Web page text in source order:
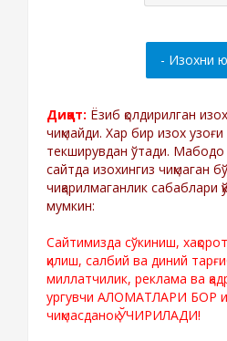
Диққат: Ёзиб қолдирилган
чиқмайди. Хар бир изох
текширувдан ўтади. Мабодо
сайтда изохингиз чиқмаган
чиқарилмаганлик сабаблари
мумкин:
Сайтимизда сўкиниш,
қилиш, салбий ва диний
миллатчилик, реклама ва
ургувчи АЛОМАТЛАРИ БОР
чиқмасданоқ ЎЧИРИЛАДИ!